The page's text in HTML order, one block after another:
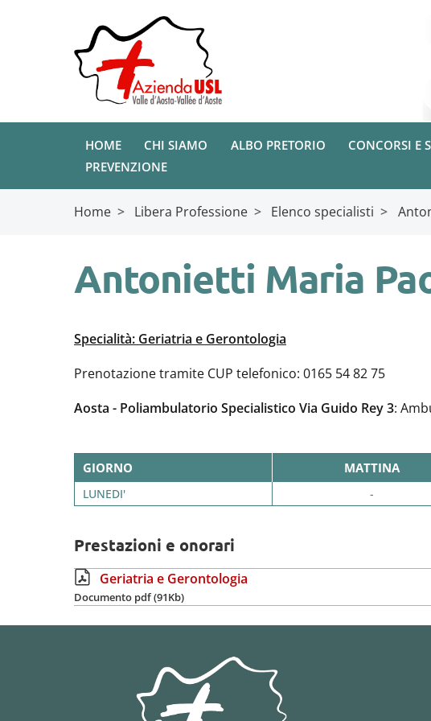
HOME CHI SIAMO ALBO PRETORIO CONCORSI E
PREVENZIONE
Home > Libera Professione > Elenco specialisti >
Antonietti Maria
Specialità: Geriatria e Gerontologia
Prenotazione tramite CUP telefonico: 0165 54 82 75
Aosta - Poliambulatorio Specialistico Via Guido Rey 3:
GIORNO MATTINA
LUNEDI' -
Prestazioni e onorari
Geriatria e Gerontologia
Documento pdf (91Kb)